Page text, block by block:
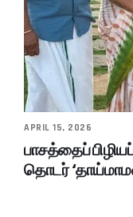
APRIL 15, 2026
பாசத்தைப் பிழியப்
தொடர்